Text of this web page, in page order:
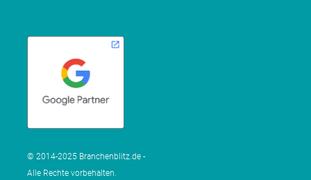
© 2014-2025 Branchenblitz.de -
Alle Rechte vorbehalten.